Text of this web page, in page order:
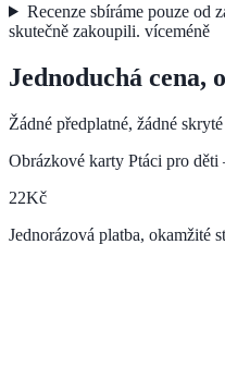
Recenze sbíráme pouze od
skutečně zakoupili. víceméně
Jednoduchá cena,
Žádné předplatné, žádné
Obrázkové karty Ptáci pro
22Kč
Jednorázová platba, okamžité